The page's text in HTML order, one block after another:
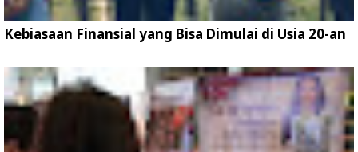
Kebiasaan Finansial yang Bisa Dimulai di Usia 20-an